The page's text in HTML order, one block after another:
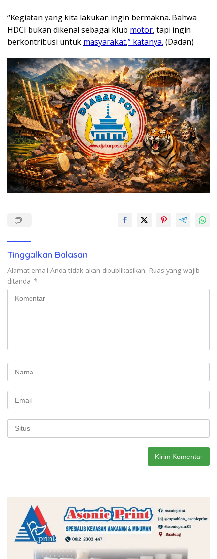
“Kegiatan yang kita lakukan ingin bermakna. Bahwa
HDCI bukan dikenal sebagai klub motor, tapi ingin
berkontribusi untuk masyarakat,” katanya. (Dadan)
Tinggalkan Balasan
Alamat email Anda tidak akan dipublikasikan. Ruas yang wajib
ditandai *